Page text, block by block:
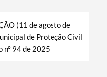
(11 de agosto de
de Proteção Civil
nº 94 de 2025